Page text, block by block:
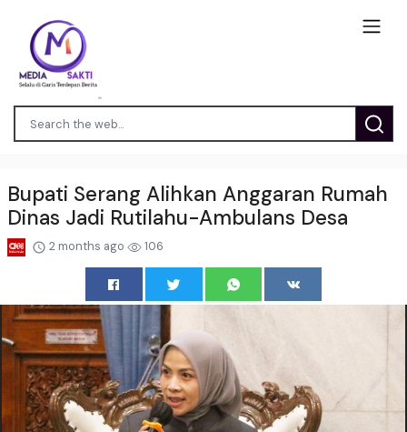
Bupati Serang Alihkan Anggaran Rumah
Dinas Jadi Rutilahu-Ambulans Desa
2 months ago 106